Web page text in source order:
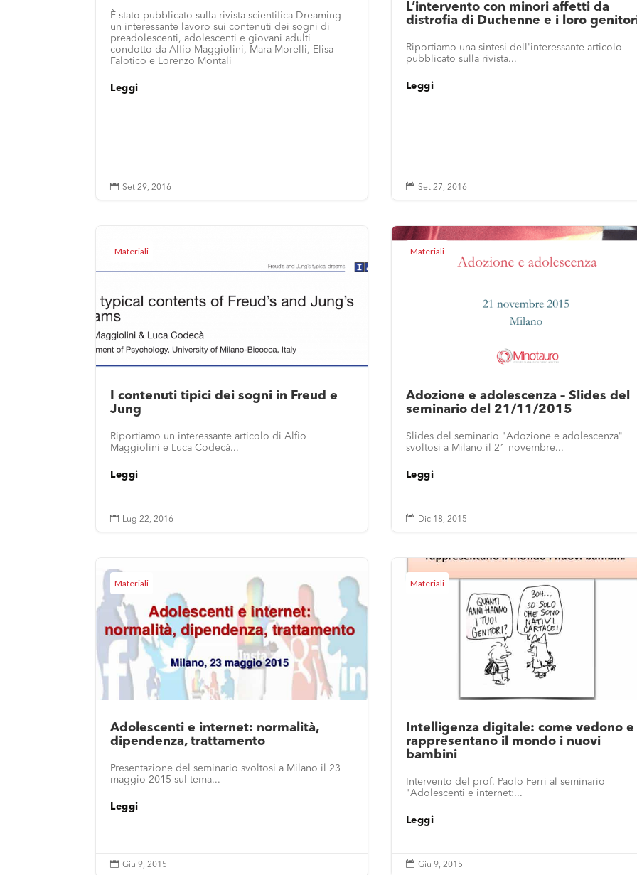
È stato pubblicato sulla rivista scientifica Dreaming
un interessante lavoro sui contenuti dei sogni di
preadolescenti, adolescenti e giovani adulti
condotto da Alfio Maggiolini, Mara Morelli, Elisa
Falotico e Lorenzo Montali
Leggi
 Set 29, 2016
L’intervento con minori affetti da
distrofia di Duchenne e i loro
Riportiamo una sintesi dell'interessante articolo
pubblicato sulla rivista...
Leggi
 Set 27, 2016
Materiali
I contenuti tipici dei sogni in Freud e
Jung
Riportiamo un interessante articolo di Alfio
Maggiolini e Luca Codecà...
Leggi
 Lug 22, 2016
Materiali
Adozione e adolescenza – Slides del
seminario del 21/11/2015
Slides del seminario "Adozione e adolescenza"
svoltosi a Milano il 21 novembre...
Leggi
 Dic 18, 2015
Materiali
Adolescenti e internet: normalità,
dipendenza, trattamento
Presentazione del seminario svoltosi a Milano il 23
maggio 2015 sul tema...
Leggi
 Giu 9, 2015
Materiali
Intelligenza digitale: come vedono e
rappresentano il mondo i nuovi
bambini
Intervento del prof. Paolo Ferri al seminario
"Adolescenti e internet:...
Leggi
 Giu 9, 2015